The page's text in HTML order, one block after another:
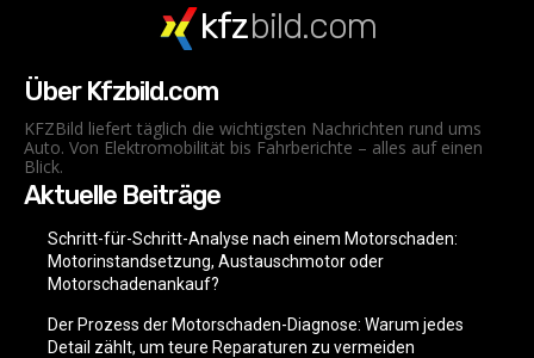
kfzbild.com
Über Kfzbild.com
KFZBild liefert täglich die wichtigsten Nachrichten rund ums
Auto. Von Elektromobilität bis Fahrberichte – alles auf einen
Blick.
Aktuelle Beiträge
Schritt-für-Schritt-Analyse nach einem Motorschaden:
Motorinstandsetzung, Austauschmotor oder
Motorschadenankauf?
Der Prozess der Motorschaden-Diagnose: Warum jedes
Detail zählt, um teure Reparaturen zu vermeiden